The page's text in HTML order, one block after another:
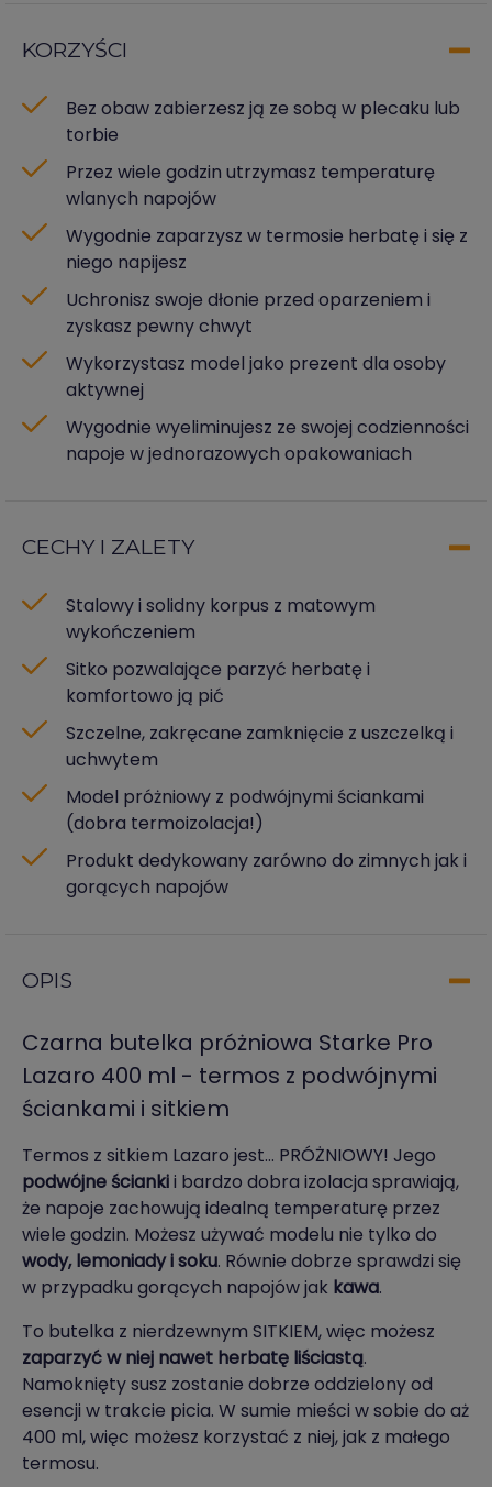
KORZYŚCI
Bez obaw zabierzesz ją ze sobą w plecaku lub
torbie
Przez wiele godzin utrzymasz temperaturę
wlanych napojów
Wygodnie zaparzysz w termosie herbatę i się z
niego napijesz
Uchronisz swoje dłonie przed oparzeniem i
zyskasz pewny chwyt
Wykorzystasz model jako prezent dla osoby
aktywnej
Wygodnie wyeliminujesz ze swojej codzienności
napoje w jednorazowych opakowaniach
CECHY I ZALETY
Stalowy i solidny korpus z matowym
wykończeniem
Sitko pozwalające parzyć herbatę i
komfortowo ją pić
Szczelne, zakręcane zamknięcie z uszczelką i
uchwytem
Model próżniowy z podwójnymi ściankami
(dobra termoizolacja!)
Produkt dedykowany zarówno do zimnych jak i
gorących napojów
OPIS
Czarna butelka próżniowa Starke Pro
Lazaro 400 ml - termos z podwójnymi
ściankami i sitkiem
Termos z sitkiem Lazaro jest… PRÓŻNIOWY! Jego
podwójne ściankii bardzo dobra izolacja sprawiają,
że napoje zachowują idealną temperaturę przez
wiele godzin. Możesz używać modelu nie tylko do
wody, lemoniady i soku. Równie dobrze sprawdzi się
w przypadku gorących napojów jak kawa.
To butelka z nierdzewnym SITKIEM, więc możesz
zaparzyć w niej nawet herbatę liściastą.
Namoknięty susz zostanie dobrze oddzielony od
esencji w trakcie picia. W sumie mieści w sobie do aż
400 ml, więc możesz korzystać z niej, jak z małego
termosu.